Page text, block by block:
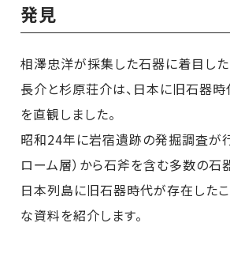
発見
相澤忠洋が採集した石器に着目し
長介と杉原荘介は、日本に旧石器時
を直観しました。
昭和24年に岩宿遺跡の発掘調査が
ローム層）から石斧を含む多数の石
日本列島に旧石器時代が存在した
な資料を紹介します。